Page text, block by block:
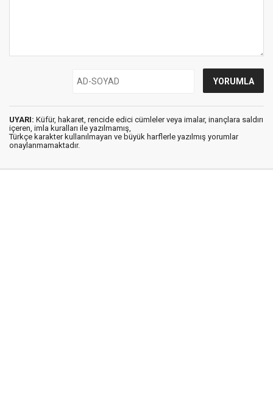
UYARI: Küfür, hakaret, rencide edici cümleler veya imalar, inançlara saldırı
içeren, imla kuralları ile yazılmamış,
Türkçe karakter kullanılmayan ve büyük harflerle yazılmış yorumlar
onaylanmamaktadır.